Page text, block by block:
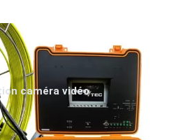
caméra vidéo